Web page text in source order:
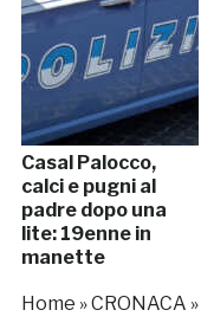
Casal Palocco,
calci e pugni al
padre dopo una
lite: 19enne in
manette
Home »CRONACA »